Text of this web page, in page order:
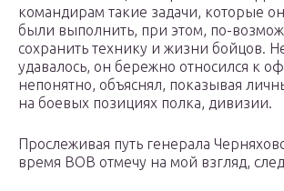
командирам такие задачи, которые
были выполнить, при этом, по-
сохранить технику и жизни бойцов.
удавалось, он бережно относился к
непонятно, объяснял, показывая
на боевых позициях полка, дивизии.
Прослеживая путь генерала
время ВОВ отмечу на мой взгляд,